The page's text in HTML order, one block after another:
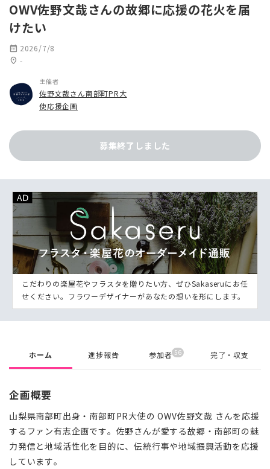
OWV佐野文哉さんの故郷に応援の花火を届
けたい
calendar_month 2026/7/8
location_on -
主催者
佐野文哉さん南部町PR大
使応援企画
募集終了しました
こだわりの楽屋花やフラスタを贈りたい方、ぜひSakaseruにお任
せください。フラワーデザイナーがあなたの想いを形にします。
ホーム 進捗報告 参加者 56 完了・収支
企画概要
山梨県南部町出身・南部町PR大使の OWV佐野文哉 さんを応援
するファン有志企画です。佐野さんが愛する故郷・南部町の魅
力発信と地域活性化を目的に、伝統行事や地域振興活動を応援
しています。